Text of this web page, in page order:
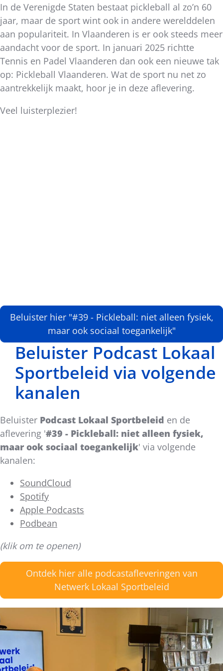
In de Verenigde Staten bestaat pickleball al zo’n 60
jaar, maar de sport wint ook in andere werelddelen
aan populariteit. In Vlaanderen is er ook steeds meer
aandacht voor de sport. In januari 2025 richtte
Tennis en Padel Vlaanderen dan ook een nieuwe tak
op: Pickleball Vlaanderen. Wat de sport nu net zo
aantrekkelijk maakt, hoor je in deze aflevering.
Veel luisterplezier!
Beluister hier "#39 - Pickleball: niet alleen fysiek,
maar ook sociaal toegankelijk"
Beluister Podcast Lokaal
Sportbeleid via volgende
kanalen
Beluister Podcast Lokaal Sportbeleid en de
aflevering '#39 - Pickleball: niet alleen fysiek,
maar ook sociaal toegankelijk' via volgende
kanalen:
SoundCloud
Spotify
Apple Podcasts
Podbean
(klik om te openen)
Ontdek hier alle podcastafleveringen van
Netwerk Lokaal Sportbeleid